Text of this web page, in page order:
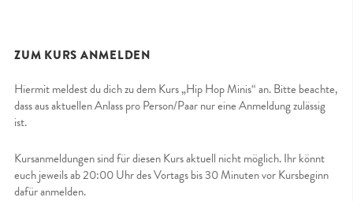
ZUM KURS ANMELDEN
Hiermit meldest du dich zu dem Kurs „Hip Hop Minis“ an. Bitte beachte,
dass aus aktuellen Anlass pro Person/Paar nur eine Anmeldung zulässig
ist.
Kursanmeldungen sind für diesen Kurs aktuell nicht möglich. Ihr könnt
euch jeweils ab 20:00 Uhr des Vortags bis 30 Minuten vor Kursbeginn
dafür anmelden.